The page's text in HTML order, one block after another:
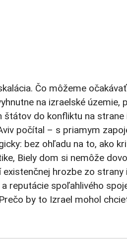
Čo môžeme
na izraelské
štátov do konfliktu na
počítal – s priamym
bez ohľadu na to, ako
Biely dom si nemôže
hrozbe zo
reputácie spoľahlivého
by to Izrael mohol